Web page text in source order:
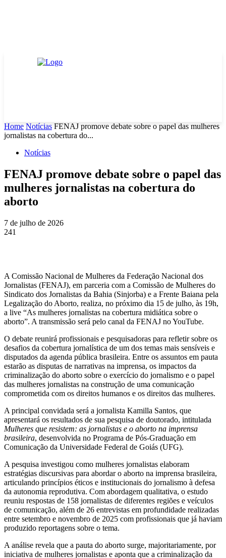
Home Notícias FENAJ promove debate sobre o papel das mulheres
jornalistas na cobertura do...
Notícias
FENAJ promove debate sobre o papel das
mulheres jornalistas na cobertura do
aborto
7 de julho de 2026
241
A Comissão Nacional de Mulheres da Federação Nacional dos
Jornalistas (FENAJ), em parceria com a Comissão de Mulheres do
Sindicato dos Jornalistas da Bahia (Sinjorba) e a Frente Baiana pela
Legalização do Aborto, realiza, no próximo dia 15 de julho, às 19h,
a live “As mulheres jornalistas na cobertura midiática sobre o
aborto”. A transmissão será pelo canal da FENAJ no YouTube.
O debate reunirá profissionais e pesquisadoras para refletir sobre os
desafios da cobertura jornalística de um dos temas mais sensíveis e
disputados da agenda pública brasileira. Entre os assuntos em pauta
estarão as disputas de narrativas na imprensa, os impactos da
criminalização do aborto sobre o exercício do jornalismo e o papel
das mulheres jornalistas na construção de uma comunicação
comprometida com os direitos humanos e os direitos das mulheres.
A principal convidada será a jornalista Kamilla Santos, que
apresentará os resultados de sua pesquisa de doutorado, intitulada
Mulheres que resistem: as jornalistas e o aborto na imprensa
brasileira, desenvolvida no Programa de Pós-Graduação em
Comunicação da Universidade Federal de Goiás (UFG).
A pesquisa investigou como mulheres jornalistas elaboram
estratégias discursivas para abordar o aborto na imprensa brasileira,
articulando princípios éticos e institucionais do jornalismo à defesa
da autonomia reprodutiva. Com abordagem qualitativa, o estudo
reuniu respostas de 158 jornalistas de diferentes regiões e veículos
de comunicação, além de 26 entrevistas em profundidade realizadas
entre setembro e novembro de 2025 com profissionais que já haviam
produzido reportagens sobre o tema.
A análise revela que a pauta do aborto surge, majoritariamente, por
iniciativa de mulheres jornalistas e aponta que a criminalização da